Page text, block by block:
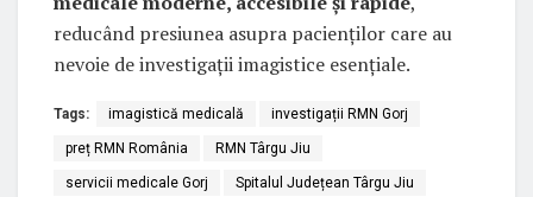
reducând presiunea asupra pacienților care au
nevoie de investigații imagistice esențiale.
Tags: imagistică medicală investigații RMN Gorj
preț RMN România RMN Târgu Jiu
servicii medicale Gorj Spitalul Județean Târgu Jiu